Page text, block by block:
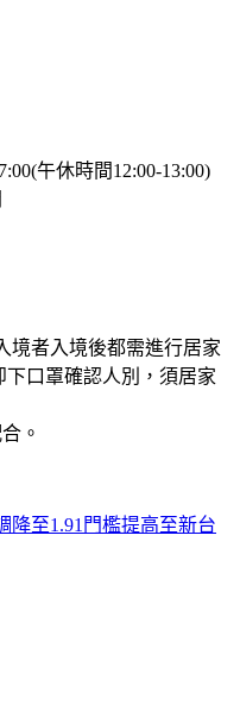
午休時間12:00-13:00)
境者入境後都需進行居家
口罩確認人別，須居家
。
降至1.91門檻提高至新台